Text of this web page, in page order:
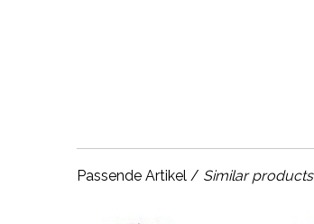
Passende Artikel / Similar products